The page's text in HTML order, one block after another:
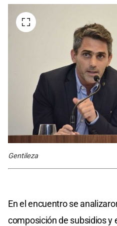
Gentileza
En el encuentro se
composición de subsidios y